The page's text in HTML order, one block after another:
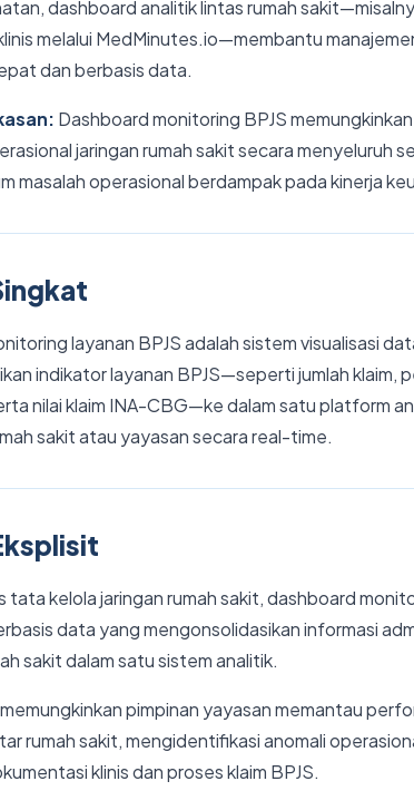
dashboard analitik lintas rumah
melalui MedMinutes.io—membantu
dan berbasis data.
Dashboard monitoring BPJS
jaringan rumah sakit secara menyeluruh
masalah operasional berdampak pada kinerja
layanan BPJS adalah sistem visualisasi
indikator layanan BPJS—seperti jumlah klaim,
nilai klaim INA-CBG—ke dalam satu platform
sakit atau yayasan secara real-time.
tata kelola jaringan rumah sakit, dashboard
data yang mengonsolidasikan informasi
sakit dalam satu sistem analitik.
pimpinan yayasan memantau
rumah sakit, mengidentifikasi anomali
klinis dan proses klaim BPJS.